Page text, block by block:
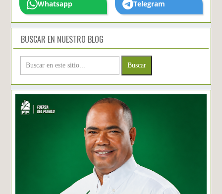
Whatsapp Telegram
BUSCAR EN NUESTRO BLOG